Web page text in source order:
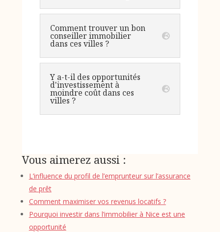
Comment trouver un bon
conseiller immobilier
dans ces villes ?
Y a-t-il des opportunités
d'investissement à
moindre coût dans ces
villes ?
Vous aimerez aussi :
L’influence du profil de l’emprunteur sur l’assurance
de prêt
Comment maximiser vos revenus locatifs ?
Pourquoi investir dans l’immobilier à Nice est une
opportunité